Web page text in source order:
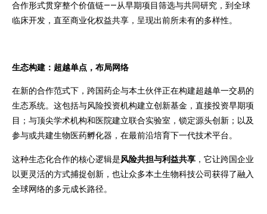
合作形式贯穿整个价值链——从早期项目筛选与共同研究，到全球
临床开发，直至商业化权益共享，呈现出前所未有的多样性。
生态构建：超越单点，布局网络
在新的合作范式下，跨国药企与本土伙伴正在构建超越单一交易的
生态系统。这包括与风险投资机构建立创新基金，直接投资早期项
目；与顶尖学术机构和医院建立联合实验室，锁定源头创新；以及
参与或共建生物医药孵化器，在最前沿培育下一代技术平台。
这种生态化合作的核心逻辑是风险共担与利益共享 ，它让跨国企业
以更灵活的方式捕捉创新，也让众多本土生物科技公司获得了融入
全球网络的多元成长路径。